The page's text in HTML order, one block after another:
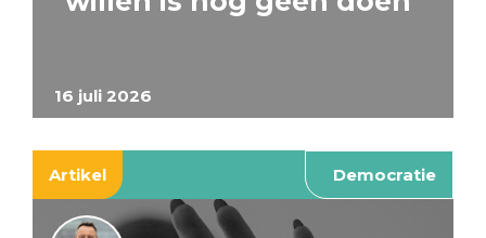
16 juli 2026
Artikel Democratie